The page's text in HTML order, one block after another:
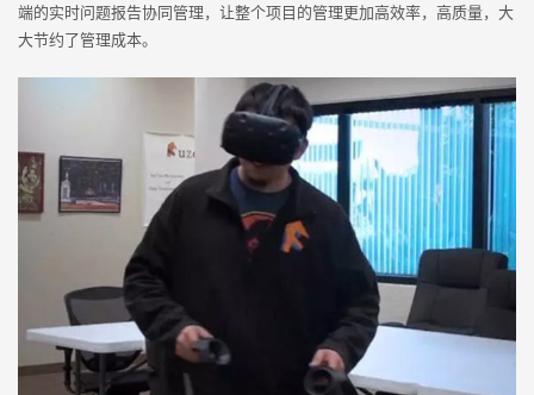
端的实时问题报告协同管理，让整个项目的管理更加高效率，高质量，大
大节约了管理成本。